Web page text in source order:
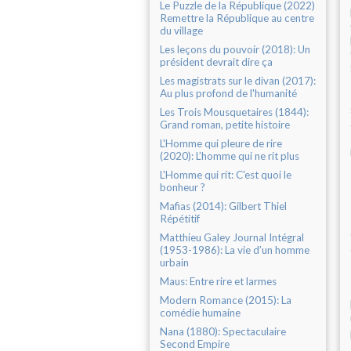
Le Puzzle de la République (2022)
Remettre la République au centre
du village
Les leçons du pouvoir (2018): Un
président devrait dire ça
Les magistrats sur le divan (2017):
Au plus profond de l'humanité
Les Trois Mousquetaires (1844):
Grand roman, petite histoire
L'Homme qui pleure de rire
(2020): L’homme qui ne rit plus
L'Homme qui rit: C'est quoi le
bonheur ?
Mafias (2014): Gilbert Thiel
Répétitif
Matthieu Galey Journal Intégral
(1953-1986): La vie d’un homme
urbain
Maus: Entre rire et larmes
Modern Romance (2015): La
comédie humaine
Nana (1880): Spectaculaire
Second Empire